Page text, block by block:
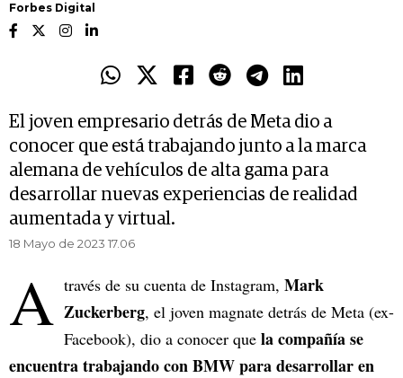
Forbes Digital
El joven empresario detrás de Meta dio a
conocer que está trabajando junto a la marca
alemana de vehículos de alta gama para
desarrollar nuevas experiencias de realidad
aumentada y virtual.
18 Mayo de 2023 17.06
A través de su cuenta de Instagram, Mark
Zuckerberg, el joven magnate detrás de Meta (ex-
Facebook), dio a conocer que la compañía se
encuentra trabajando con BMW para desarrollar en